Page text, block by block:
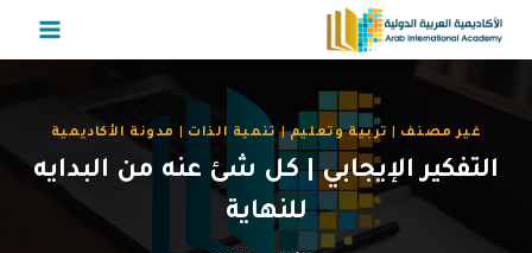
التجاوز
غير مصنف تربية وتعليم| تنمية الذات مدونة الأكاديمية
التفكير الإيجابي | كل شئ عنه من البدايه
للنهاية